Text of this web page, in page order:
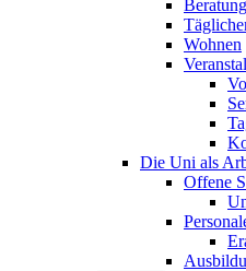
Beratung
Wohnen
Die Uni als
Offene